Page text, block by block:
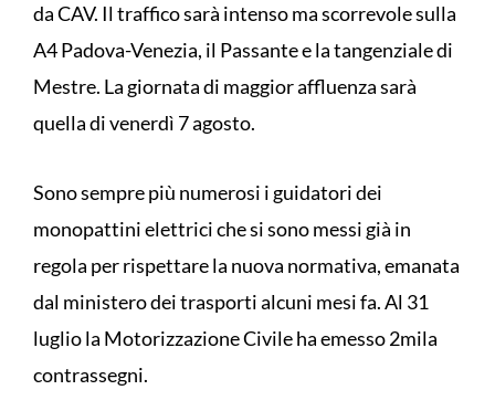
da CAV. Il traffico sarà intenso ma scorrevole sulla
A4 Padova-Venezia, il Passante e la tangenziale di
Mestre. La giornata di maggior affluenza sarà
quella di venerdì 7 agosto.
Sono sempre più numerosi i guidatori dei
monopattini elettrici che si sono messi già in
regola per rispettare la nuova normativa, emanata
dal ministero dei trasporti alcuni mesi fa. Al 31
luglio la Motorizzazione Civile ha emesso 2mila
contrassegni.